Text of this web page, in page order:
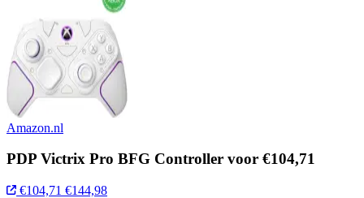
Amazon.nl
PDP Victrix Pro BFG Controller voor €104,71
€104,71 €144,98